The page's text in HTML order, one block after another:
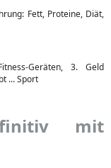
Fett, Proteine, Diät,
Geräten, 3. Geld
... Sport
mit